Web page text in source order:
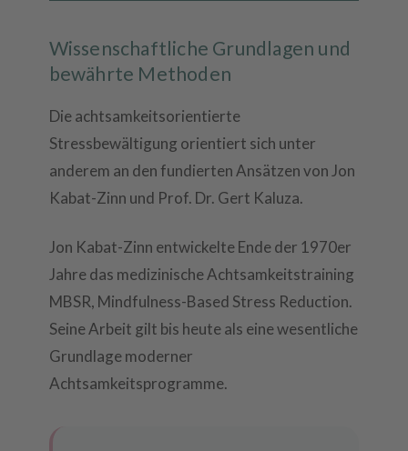
Wissenschaftliche Grundlagen und
bewährte Methoden
Die achtsamkeitsorientierte
Stressbewältigung orientiert sich unter
anderem an den fundierten Ansätzen von Jon
Kabat-Zinn und Prof. Dr. Gert Kaluza.
Jon Kabat-Zinn entwickelte Ende der 1970er
Jahre das medizinische Achtsamkeitstraining
MBSR, Mindfulness-Based Stress Reduction.
Seine Arbeit gilt bis heute als eine wesentliche
Grundlage moderner
Achtsamkeitsprogramme.